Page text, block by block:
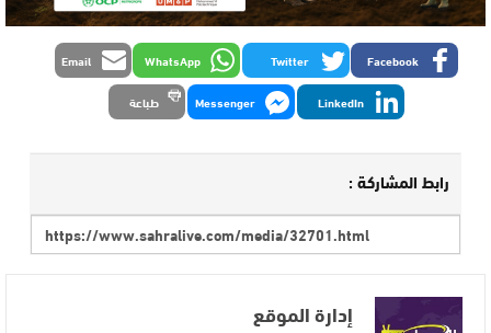
Facebook
Twitter
WhatsApp
Email
LinkedIn
Messenger طباعة
رابط المشاركة :
إدارة الموقع